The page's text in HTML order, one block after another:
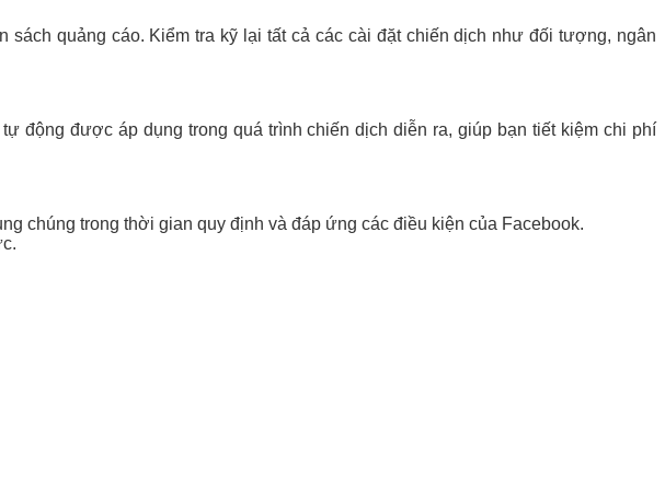
quảng cáo. Kiểm tra kỹ lại tất cả các cài đặt chiến dịch như đối tượng, ngân
động được áp dụng trong quá trình chiến dịch diễn ra, giúp bạn tiết kiệm chi phí
chúng trong thời gian quy định và đáp ứng các điều kiện của Facebook.